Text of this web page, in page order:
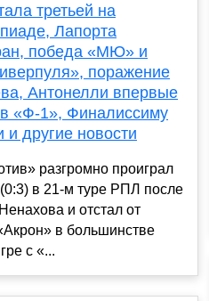
третьей на
Лапорта
победа «МЮ» и
поражение
Антонелли впервые
«Ф-1», Финалиссиму
и другие новости
разгромно проиграл
в 21-м туре РПЛ после
и отстал от
в большинстве
с «...